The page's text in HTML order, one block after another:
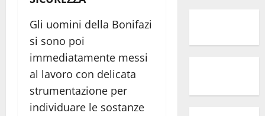
Gli uomini della Bonifazi
si sono poi
immediatamente messi
al lavoro con delicata
strumentazione per
individuare le sostanze